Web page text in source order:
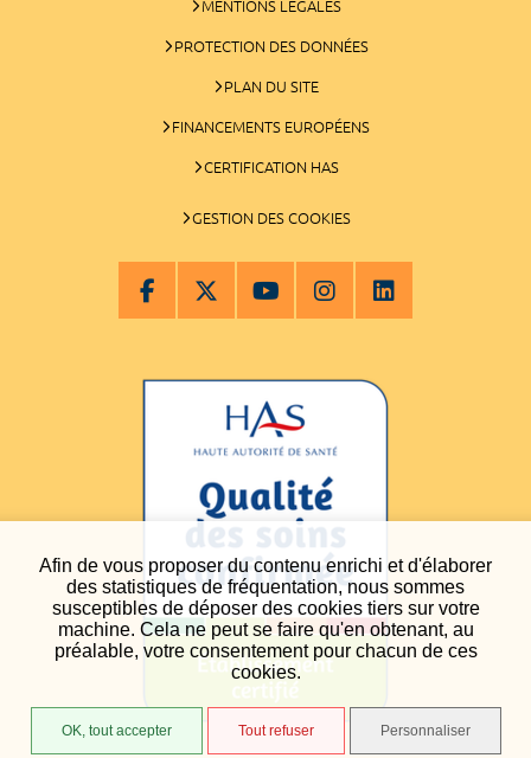
Afin de vous proposer du contenu enrichi et d'élaborer
des statistiques de fréquentation, nous sommes
susceptibles de déposer des cookies tiers sur votre
machine. Cela ne peut se faire qu'en obtenant, au
préalable, votre consentement pour chacun de ces
cookies.
OK, tout accepter Tout refuser Personnaliser
MENTIONS LÉGALES
PROTECTION DES DONNÉES
PLAN DU SITE
FINANCEMENTS EUROPÉENS
CERTIFICATION HAS
GESTION DES COOKIES